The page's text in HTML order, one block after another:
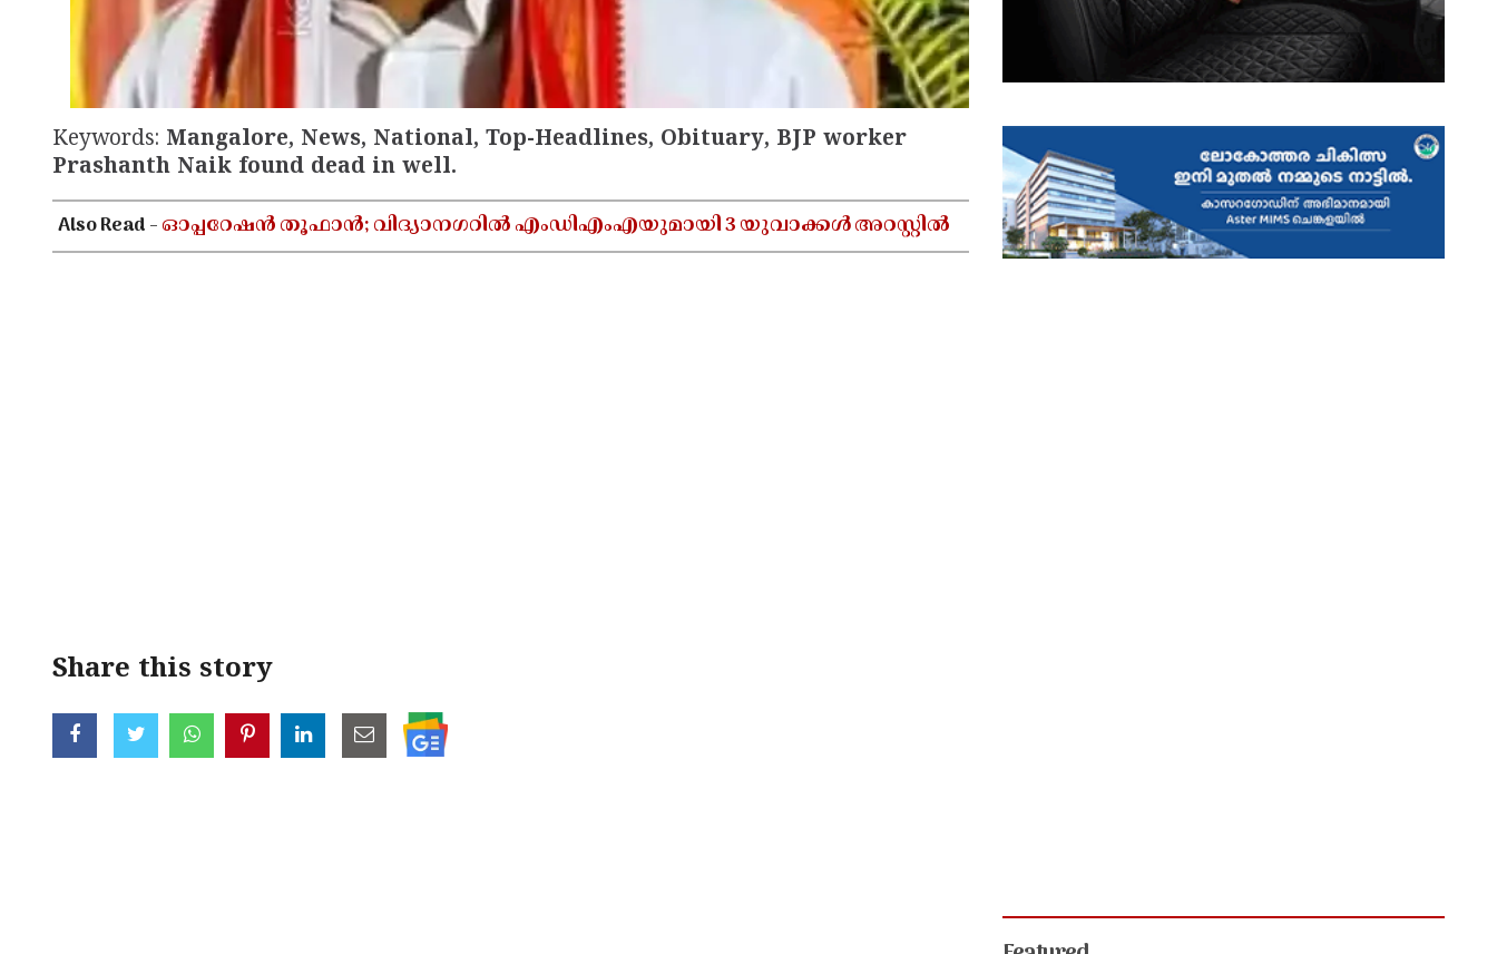
Keywords: Mangalore, News, National, Top-Headlines, Obituary, BJP worker
Prashanth Naik found dead in well.
Also Read -ഓപ്പറേഷൻ തൂഫാൻ; വിദ്യാനഗറിൽ എംഡിഎംഎയുമായി 3 യുവാക്കൾ അറസ്റ്റിൽ
Share this story